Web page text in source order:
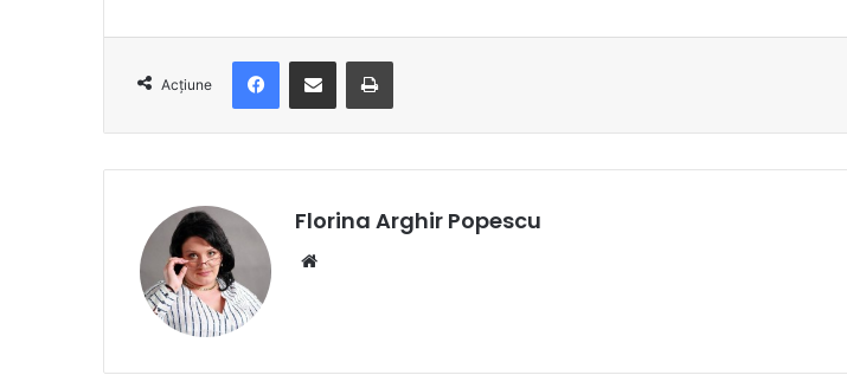
Acțiune
FacebookDistribuie prin e-mail Imprimare
Florina Arghir Popescu